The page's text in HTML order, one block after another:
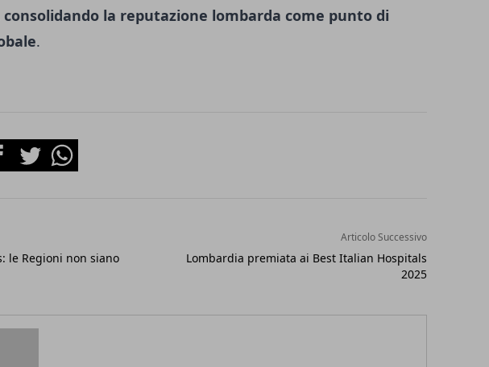
la reputazione lombarda come punto di
.
TwitterWhatsapp
le Regioni non siano
Articolo Successivo
Lombardia premiata ai Best Italian Hospitals
2025